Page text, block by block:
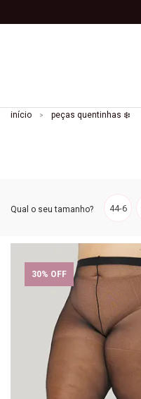
início peças quentinhas ❄️
44-6
30% OFF